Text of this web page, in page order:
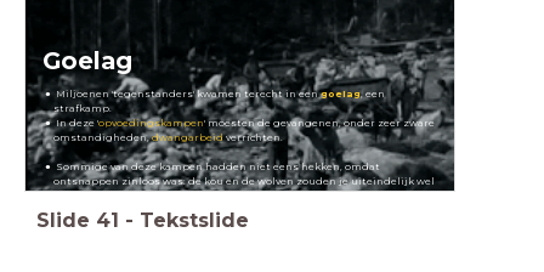
Goelag
Miljoenen 'tegenstanders' kwamen terecht in eengoelag, een
strafkamp.
In deze 'opvoedingskampen' moesten de gevangenen, onder zeer zware
omstandigheden,dwangarbeidverrichten.
Sommige van deze kampen hadden niet eens hekken, omdat
ontsnappen zinloos was: de kou en de wolven zouden je uiteindelijk wel
doden
Slide 41 - Tekstslide